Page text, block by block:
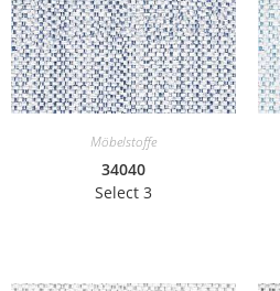
Möbelstoffe
34040
Select 3